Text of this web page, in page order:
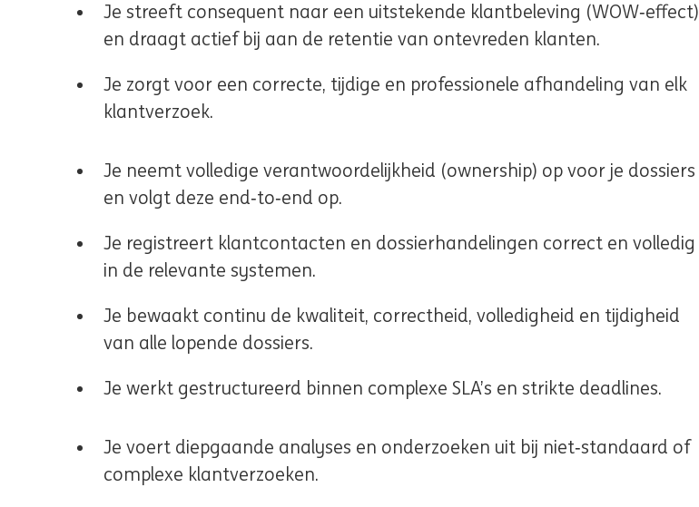
Je streeft consequent naar een uitstekende klantbeleving (WOW‑effect)
en draagt actief bij aan de retentie van ontevreden klanten.
Je zorgt voor een correcte, tijdige en professionele afhandeling van elk
klantverzoek.
Je neemt volledige verantwoordelijkheid (ownership) op voor je dossiers
en volgt deze end‑to‑end op.
Je registreert klantcontacten en dossierhandelingen correct en volledig
in de relevante systemen.
Je bewaakt continu de kwaliteit, correctheid, volledigheid en tijdigheid
van alle lopende dossiers.
Je werkt gestructureerd binnen complexe SLA’s en strikte deadlines.
Je voert diepgaande analyses en onderzoeken uit bij niet‑standaard of
complexe klantverzoeken.